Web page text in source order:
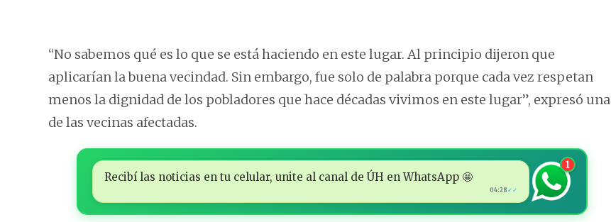
“No sabemos qué es lo que se está haciendo en este lugar. Al principio dijeron que
aplicarían la buena vecindad. Sin embargo, fue solo de palabra porque cada vez respetan
menos la dignidad de los pobladores que hace décadas vivimos en este lugar”, expresó una
de las vecinas afectadas.
Recibí las noticias en tu celular, unite al canal de ÚH en WhatsApp 🤩
04:28 ✓✓
1